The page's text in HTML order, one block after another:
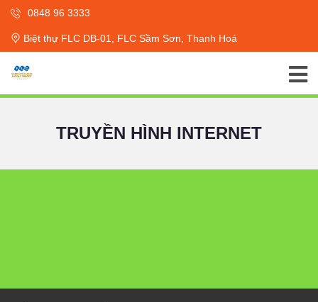
0848 96 3333
Biệt thự FLC DB-01, FLC Sầm Sơn, Thanh Hoá
TRUYỀN HÌNH INTERNET